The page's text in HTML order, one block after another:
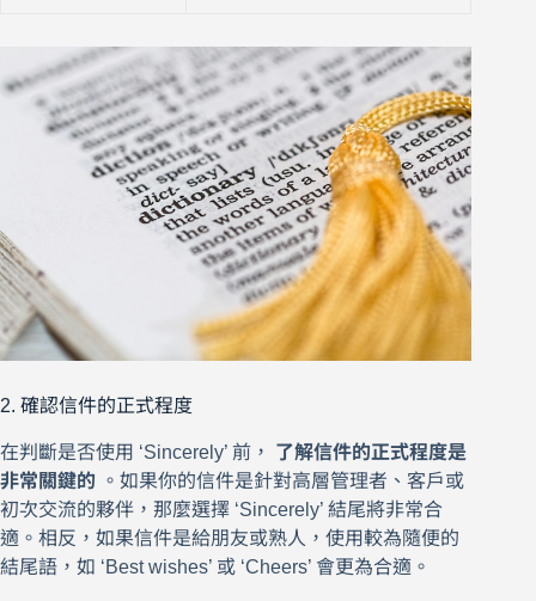
2. 確認信件的正式程度
在判斷是否使用 ‘Sincerely’ 前，
了解信件的正式程度是
非常關鍵的 。如果你的信件是針對高層管理者、客戶或
初次交流的夥伴，那麼選擇 ‘Sincerely’ 結尾將非常合
適。相反，如果信件是給朋友或熟人，使用較為隨便的
結尾語，如 ‘Best wishes’ 或 ‘Cheers’ 會更為合適。